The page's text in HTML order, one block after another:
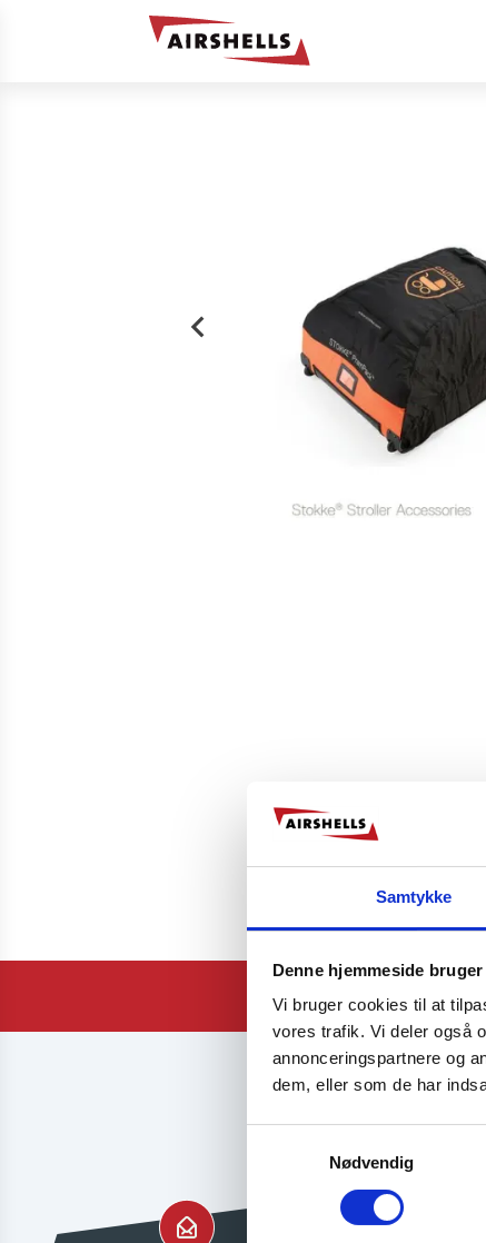
Samtykke
Denne hjemmeside
Vi bruger cookies til at
vores trafik. Vi deler også
annonceringspartnere og
dem, eller som de har
Nødvendig